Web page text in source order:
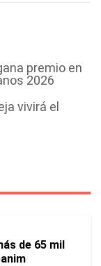
premio en
2026
vivirá el
de 65 mil